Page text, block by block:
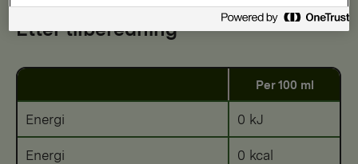
Etter tilberedning
Per 100 ml
Energi 0 kJ
Energi 0 kcal